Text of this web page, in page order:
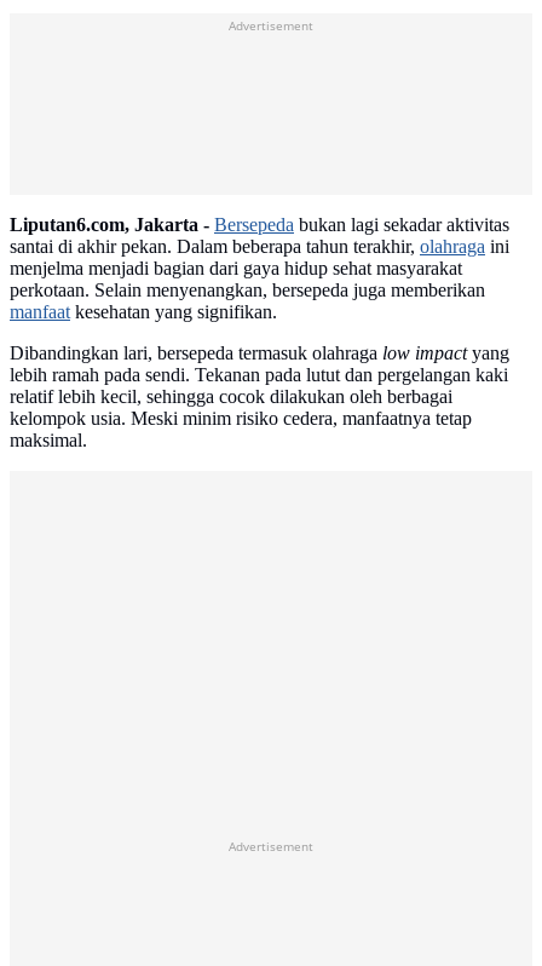
Advertisement
Liputan6.com, Jakarta - Bersepeda bukan lagi sekadar aktivitas
santai di akhir pekan. Dalam beberapa tahun terakhir, olahraga ini
menjelma menjadi bagian dari gaya hidup sehat masyarakat
perkotaan. Selain menyenangkan, bersepeda juga memberikan
manfaatkesehatan yang signifikan.
Dibandingkan lari, bersepeda termasuk olahraga low impactyang
lebih ramah pada sendi. Tekanan pada lutut dan pergelangan kaki
relatif lebih kecil, sehingga cocok dilakukan oleh berbagai
kelompok usia. Meski minim risiko cedera, manfaatnya tetap
maksimal.
Advertisement